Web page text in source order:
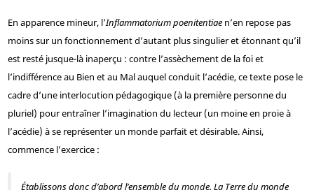
En apparence mineur, l’Inflammatorium poenitentiaen’en repose pas
moins sur un fonctionnement d’autant plus singulier et étonnant qu’il
est resté jusque-là inaperçu : contre l’assèchement de la foi et
l’indifférence au Bien et au Mal auquel conduit l’acédie, ce texte pose le
cadre d’une interlocution pédagogique (à la première personne du
pluriel) pour entraîner l’imagination du lecteur (un moine en proie à
l’acédie) à se représenter un monde parfait et désirable. Ainsi,
commence l’exercice :
Établissons donc d’abord l’ensemble du monde. La Terre du monde